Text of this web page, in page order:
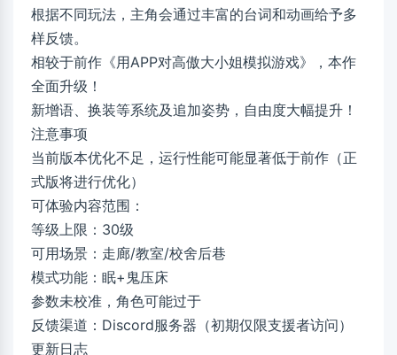
根据不同玩法，主角会通过丰富的台词和动画给予多
样反馈。
相较于前作《用APP对高傲大小姐模拟游戏》，本作
全面升级！
新增语、换装等系统及追加姿势，自由度大幅提升！
注意事项
当前版本优化不足，运行性能可能显著低于前作（正
式版将进行优化）
可体验内容范围：
等级上限：30级
可用场景：走廊/教室/校舍后巷
模式功能：眠+鬼压床
参数未校准，角色可能过于
反馈渠道：Discord服务器（初期仅限支援者访问）
更新日志